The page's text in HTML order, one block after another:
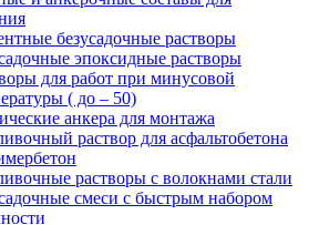
безусадочные растворы
эпоксидные растворы
для работ при минусовой
( до – 50)
анкера для монтажа
раствор для асфальтобетона
растворы с волокнами стали
смеси с быстрым набором